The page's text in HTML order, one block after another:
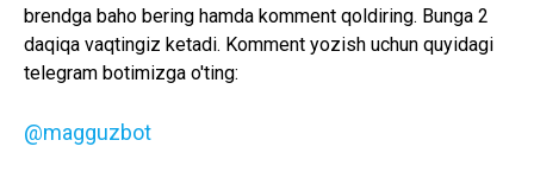
brendga baho bering hamda komment qoldiring. Bunga 2
daqiqa vaqtingiz ketadi. Komment yozish uchun quyidagi
telegram botimizga o'ting:
@magguzbot